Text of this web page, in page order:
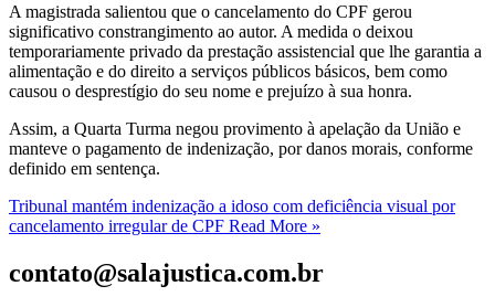
A magistrada salientou que o cancelamento do CPF gerou
significativo constrangimento ao autor. A medida o deixou
temporariamente privado da prestação assistencial que lhe garantia a
alimentação e do direito a serviços públicos básicos, bem como
causou o desprestígio do seu nome e prejuízo à sua honra.
Assim, a Quarta Turma negou provimento à apelação da União e
manteve o pagamento de indenização, por danos morais, conforme
definido em sentença.
Tribunal mantém indenização a idoso com deficiência visual por
cancelamento irregular de CPF Read More »
contato@salajustica.com.br